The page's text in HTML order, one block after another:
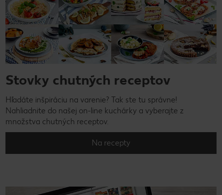
Stovky chutných receptov
Hľadáte inšpiráciu na varenie? Tak ste tu správne!
Nahliadnite do našej on-line kuchárky a vyberajte z
množstva chutných receptov.
Na recepty